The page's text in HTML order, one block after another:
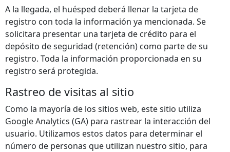
A la llegada, el huésped deberá llenar la tarjeta de
registro con toda la información ya mencionada. Se
solicitara presentar una tarjeta de crédito para el
depósito de seguridad (retención) como parte de su
registro. Toda la información proporcionada en su
registro será protegida.
Rastreo de visitas al sitio
Como la mayoría de los sitios web, este sitio utiliza
Google Analytics (GA) para rastrear la interacción del
usuario. Utilizamos estos datos para determinar el
número de personas que utilizan nuestro sitio, para